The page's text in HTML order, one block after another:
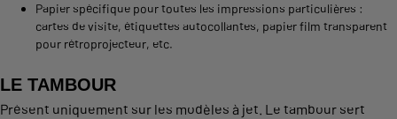
Papier spécifique pour toutes les impressions particulières :
cartes de visite, étiquettes autocollantes, papier film transparent
pour rétroprojecteur, etc.
LE TAMBOUR
Présent uniquement sur les modèles à jet. Le tambour sert